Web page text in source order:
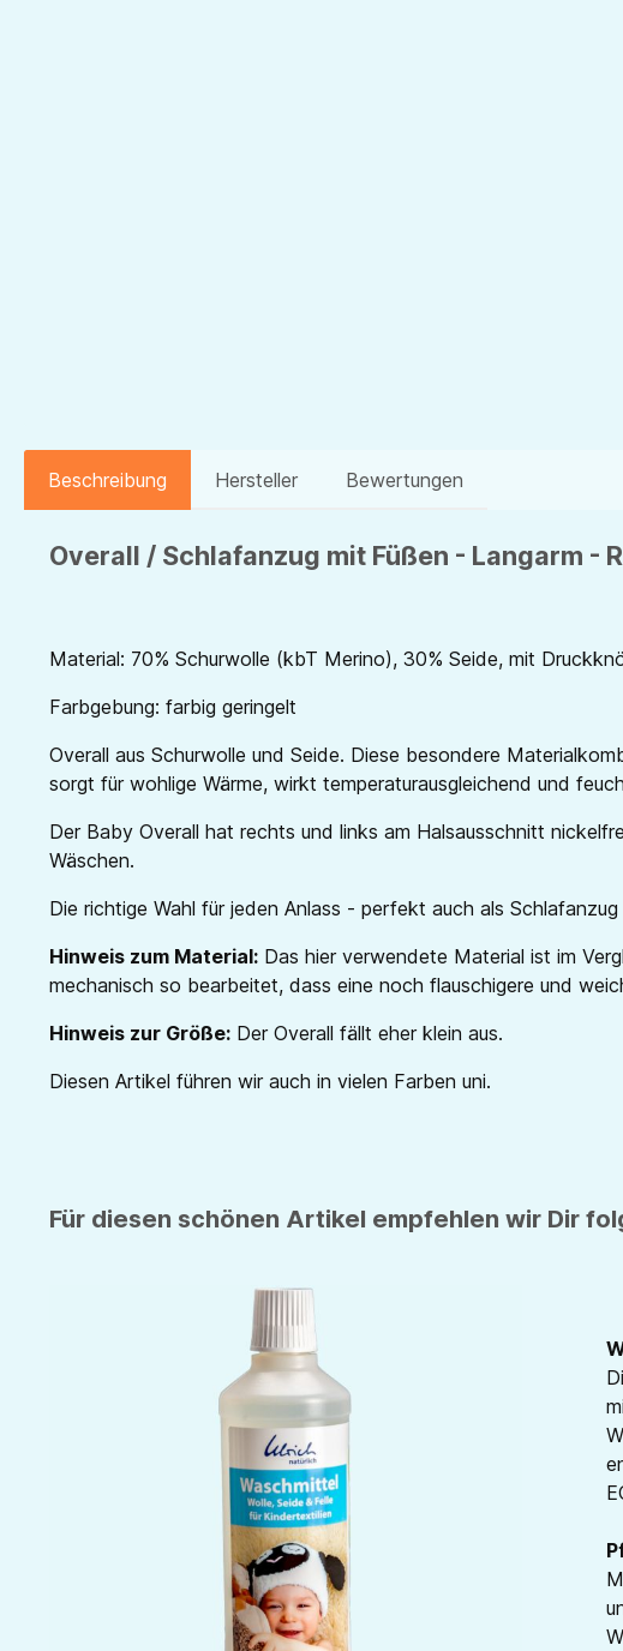
Beschreibung Hersteller Bewertungen
Overall / Schlafanzug mit Füßen - Langarm -
Material: 70% Schurwolle (kbT Merino), 30% Seide, mit
Farbgebung: farbig geringelt
Overall aus Schurwolle und Seide. Diese besondere
sorgt für wohlige Wärme, wirkt temperaturausgleichend und
Der Baby Overall hat rechts und links am Halsausschnitt
Wäschen.
Die richtige Wahl für jeden Anlass - perfekt auch als Schlafanzug
Hinweis zum Material: Das hier verwendete Material ist im
mechanisch so bearbeitet, dass eine noch flauschigere und
Hinweis zur Größe: Der Overall fällt eher klein aus.
Diesen Artikel führen wir auch in vielen Farben uni.
Für diesen schönen Artikel empfehlen wir Dir